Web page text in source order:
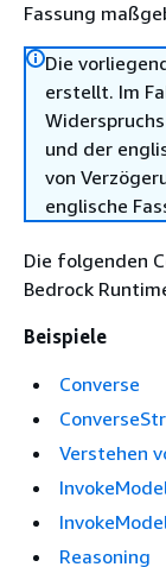
Fassung
Die
erstellt. Im
und der
von
englische
Die folgenden
Bedrock
Beispiele
Converse
Verstehen
Reasoning